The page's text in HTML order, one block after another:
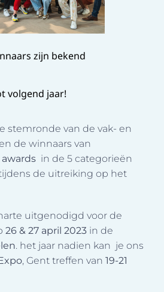
zijn bekend
volgend jaar!
stemronde van de vak- en
de winnaars van
in de 5 categorieën
de uitreiking op het
uitgenodigd voor de
26 & 27 april 2023 in de
. het jaar nadien kan je ons
, Gent treffen van 19-21